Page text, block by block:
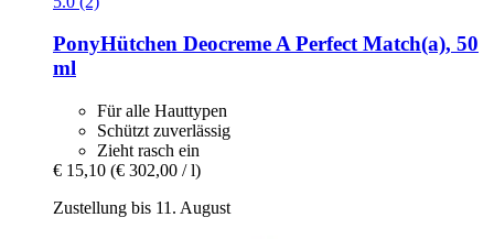
PonyHütchen Deocreme A Perfect Match(a), 50
ml
Für alle Hauttypen
Schützt zuverlässig
Zieht rasch ein
€ 15,10 (€ 302,00 / l)
Zustellung bis 11. August